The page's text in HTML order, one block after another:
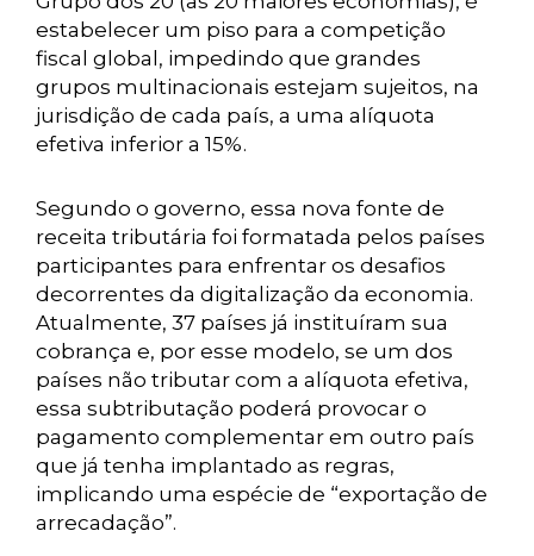
estabelecer um piso para a competição
fiscal global, impedindo que grandes
grupos multinacionais estejam sujeitos, na
jurisdição de cada país, a uma alíquota
efetiva inferior a 15%.
Segundo o governo, essa nova fonte de
receita tributária foi formatada pelos países
participantes para enfrentar os desafios
decorrentes da digitalização da economia.
Atualmente, 37 países já instituíram sua
cobrança e, por esse modelo, se um dos
países não tributar com a alíquota efetiva,
essa subtributação poderá provocar o
pagamento complementar em outro país
que já tenha implantado as regras,
implicando uma espécie de “exportação de
arrecadação”.